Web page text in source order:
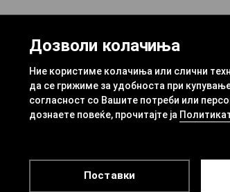
Дозволи колачиња
Ние користиме колачиња или слични
да се грижиме за удобноста при
согласност со Вашите потреби или
дознаете повеќе, прочитајте ја
Поставки